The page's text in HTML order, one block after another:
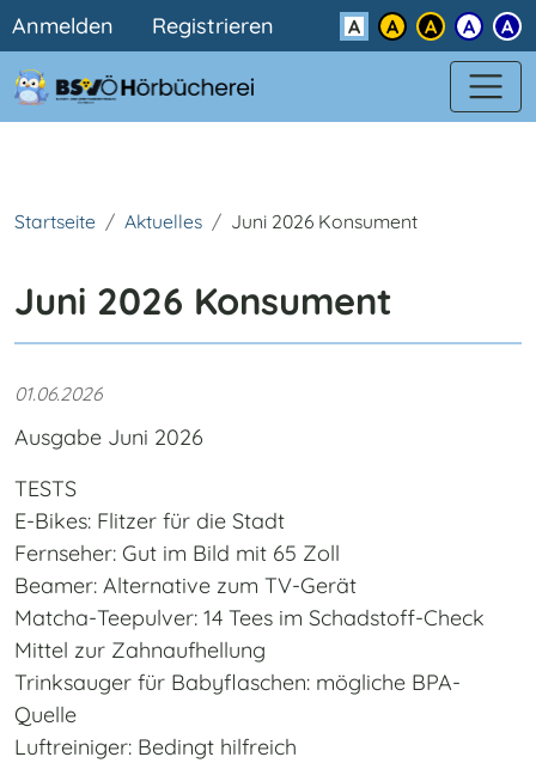
Direkt zum Inhalt
Benutzermenü
Anmelden Registrieren Kontrast
Startseite Aktuelles Juni 2026 Konsument
Juni 2026 Konsument
01.06.2026
Ausgabe Juni 2026
TESTS
E-Bikes: Flitzer für die Stadt
Fernseher: Gut im Bild mit 65 Zoll
Beamer: Alternative zum TV-Gerät
Matcha-Teepulver: 14 Tees im Schadstoff-Check
Mittel zur Zahnaufhellung
Trinksauger für Babyflaschen: mögliche BPA-
Quelle
Luftreiniger: Bedingt hilfreich